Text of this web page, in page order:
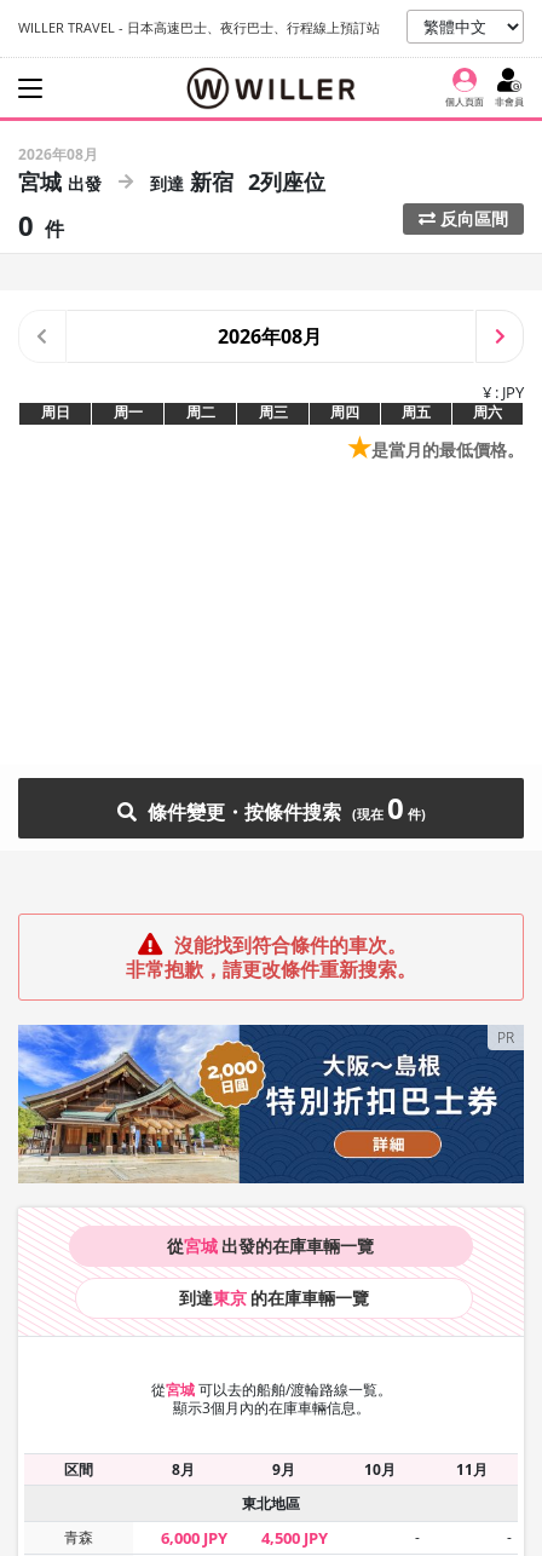
WILLER TRAVEL - 日本高速巴士、夜行巴士、行程線上預訂站
個人頁面 非會員
2026年08月
宮城 新宿 2列座位
0 件 反向區間
2026年08月
¥ : JPY
周日 周一 周二 周三 周四 周五 周六
★是當月的最低價格。
條件變更・按條件搜索 0
沒能找到符合條件的車次。
非常抱歉，請更改條件重新搜索。
PR
從宮城 出發的在庫車輛一覽
到達東京 的在庫車輛一覽
從宮城 可以去的船舶/渡輪路線一覧。
顯示3個月內的在庫車輛信息。
区間 8月 9月 10月
11月
東北地區
青森
6,000 JPY 4,500 JPY -
-